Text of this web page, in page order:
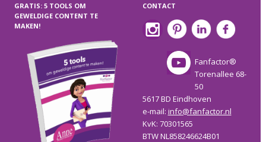
GRATIS: 5 TOOLS OM
GEWELDIGE CONTENT TE
MAKEN!
CONTACT
Fanfactor®
Torenallee 68-
50
5617 BD Eindhoven
e-mail: info@fanfactor.nl
KvK: 70301565
BTW NL858246624B01